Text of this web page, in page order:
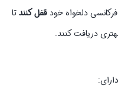
دلخواه خودقفل کنندتا
دریافت کنند.